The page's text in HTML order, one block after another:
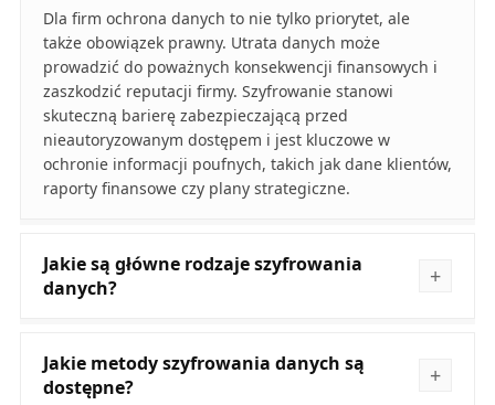
Dla firm ochrona danych to nie tylko priorytet, ale
także obowiązek prawny. Utrata danych może
prowadzić do poważnych konsekwencji finansowych i
zaszkodzić reputacji firmy. Szyfrowanie stanowi
skuteczną barierę zabezpieczającą przed
nieautoryzowanym dostępem i jest kluczowe w
ochronie informacji poufnych, takich jak dane klientów,
raporty finansowe czy plany strategiczne.
Jakie są główne rodzaje szyfrowania
danych?
Jakie metody szyfrowania danych są
dostępne?